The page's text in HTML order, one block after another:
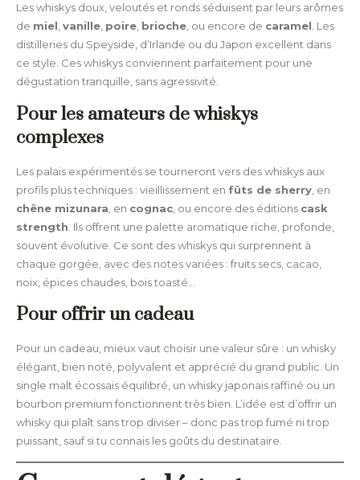
Les whiskys doux, veloutés et ronds séduisent par leurs arômes
de miel vanille poire brioche , ou encore de caramel . Les
distilleries du Speyside, d’Irlande ou du Japon excellent dans
ce style. Ces whiskys conviennent parfaitement pour une
dégustation tranquille, sans agressivité.
Pour les amateurs de whiskys
complexes
Les palais expérimentés se tourneront vers des whiskys aux
profils plus techniques : vieillissement en fûts de sherry , en
chêne mizunara , en cognac , ou encore des éditions cask
strength . Ils offrent une palette aromatique riche, profonde,
souvent évolutive. Ce sont des whiskys qui surprennent à
chaque gorgée, avec des notes variées : fruits secs, cacao,
noix, épices chaudes, bois toasté…
Pour offrir un cadeau
Pour un cadeau, mieux vaut choisir une valeur sûre : un whisky
élégant, bien noté, polyvalent et apprécié du grand public. Un
single malt écossais équilibré, un whisky japonais raffiné ou un
bourbon premium fonctionnent très bien. L’idée est d’offrir un
whisky qui plaît sans trop diviser – donc pas trop fumé ni trop
puissant, sauf si tu connais les goûts du destinataire.